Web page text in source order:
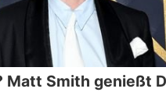
Matt Smith genießt